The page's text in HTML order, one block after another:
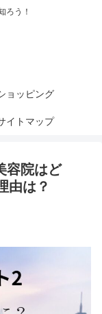
ろう！
ョッピング
イトマップ
容院はど
由は？